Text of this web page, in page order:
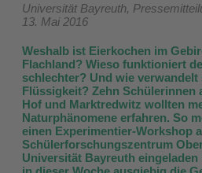
Universität Bayreuth,
13. Mai 2016
Weshalb ist Eierkochen im
Flachland? Wieso funktioniert
schlechter? Und wie verwandelt
Flüssigkeit? Zehn Schülerinnen
Hof und Marktredwitz wollten
Naturphänomene erfahren. So
einen Experimentier-Workshop
Schülerforschungszentrum
Universität Bayreuth